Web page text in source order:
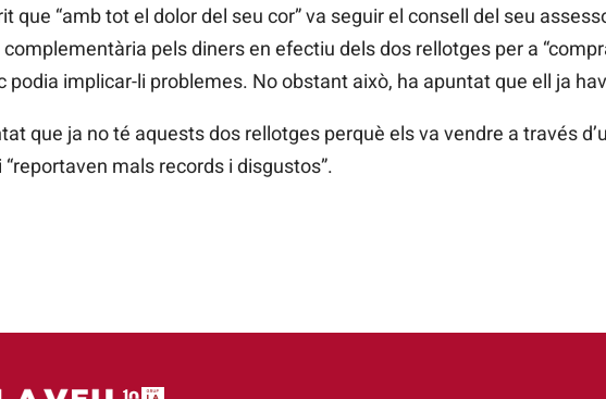
que “amb tot el dolor del seu cor” va seguir el consell del seu
pels diners en efectiu dels dos rellotges per a
podia implicar-li problemes. No obstant això, ha apuntat que ell ja
que ja no té aquests dos rellotges perquè els va vendre a través
mals records i disgustos”.